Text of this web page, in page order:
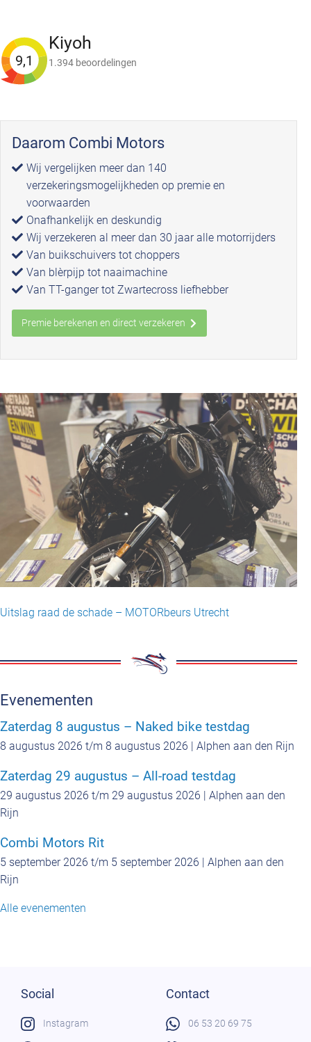
9,1
Kiyoh
1.394 beoordelingen
Daarom Combi Motors
Wij vergelijken meer dan 140
verzekeringsmogelijkheden op premie en
voorwaarden
Onafhankelijk en deskundig
Wij verzekeren al meer dan 30 jaar alle motorrijders
Van buikschuivers tot choppers
Van blèrpijp tot naaimachine
Van TT-ganger tot Zwartecross liefhebber
Premie berekenen en direct verzekeren
Uitslag raad de schade – MOTORbeurs Utrecht
Evenementen
Zaterdag 8 augustus – Naked bike testdag
8 augustus 2026 t/m 8 augustus 2026 | Alphen aan den Rijn
Zaterdag 29 augustus – All-road testdag
29 augustus 2026 t/m 29 augustus 2026 | Alphen aan den
Rijn
Combi Motors Rit
5 september 2026 t/m 5 september 2026 | Alphen aan den
Rijn
Alle evenementen
Social
Instagram
Contact
06 53 20 69 75